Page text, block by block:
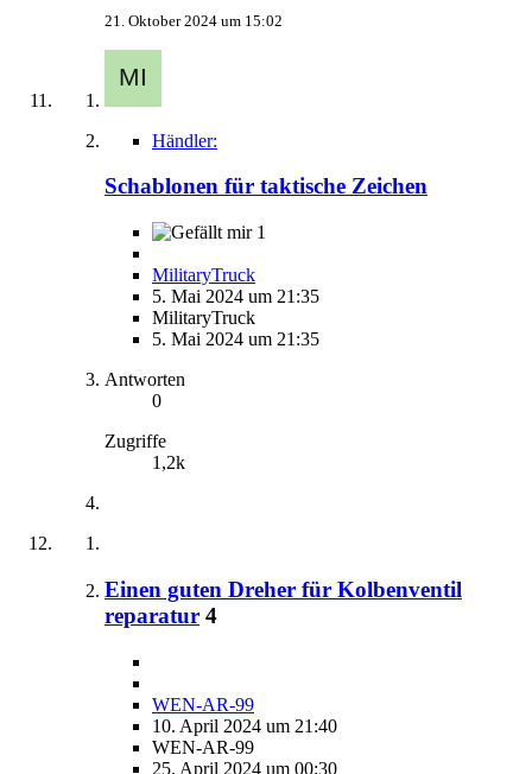
21. Oktober 2024 um 15:02
Händler:
Schablonen für taktische Zeichen
1
MilitaryTruck
5. Mai 2024 um 21:35
MilitaryTruck
5. Mai 2024 um 21:35
Antworten
0
Zugriffe
1,2k
Einen guten Dreher für Kolbenventil
reparatur 4
WEN-AR-99
10. April 2024 um 21:40
WEN-AR-99
25. April 2024 um 00:30